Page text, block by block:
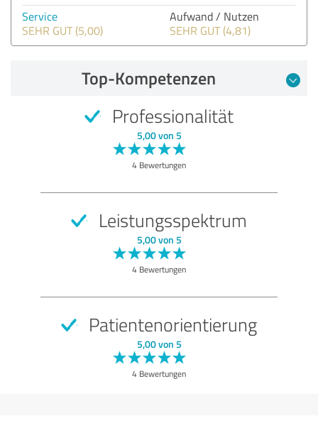
Service
SEHR GUT (5,00)
Aufwand / Nutzen
SEHR GUT (4,81)
Top-Kompetenzen
Professionalität
5,00 von 5
4 Bewertungen
Leistungsspektrum
5,00 von 5
4 Bewertungen
Patientenorientierung
5,00 von 5
4 Bewertungen